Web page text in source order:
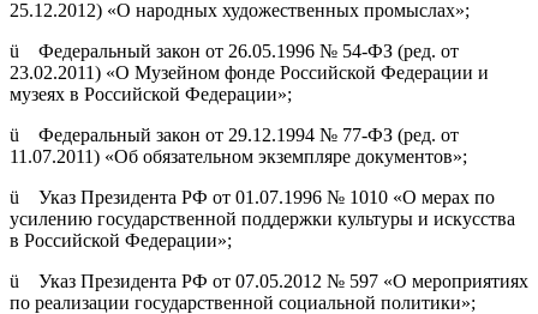
25.12.2012) «О народных художественных промыслах»;
ü Федеральный закон от 26.05.1996 № 54-ФЗ (ред. от
23.02.2011) «О Музейном фонде Российской Федерации и
музеях в Российской Федерации»;
ü Федеральный закон от 29.12.1994 № 77-ФЗ (ред. от
11.07.2011) «Об обязательном экземпляре документов»;
ü Указ Президента РФ от 01.07.1996 № 1010 «О мерах по
усилению государственной поддержки культуры и искусства
в Российской Федерации»;
ü Указ Президента РФ от 07.05.2012 № 597 «О мероприятиях
по реализации государственной социальной политики»;